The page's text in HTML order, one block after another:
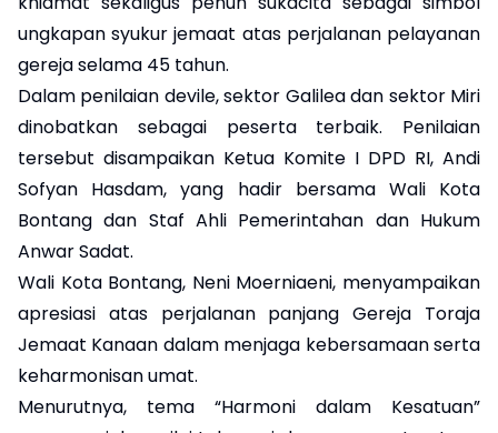
ungkapan syukur jemaat atas perjalanan pelayanan
gereja selama 45 tahun.
Dalam penilaian devile, sektor Galilea dan sektor Miri
dinobatkan sebagai peserta terbaik. Penilaian
tersebut disampaikan Ketua Komite I DPD RI, Andi
Sofyan Hasdam, yang hadir bersama Wali Kota
Bontang dan Staf Ahli Pemerintahan dan Hukum
Anwar Sadat.
Wali Kota Bontang, Neni Moerniaeni, menyampaikan
apresiasi atas perjalanan panjang Gereja Toraja
Jemaat Kanaan dalam menjaga kebersamaan serta
keharmonisan umat.
Menurutnya, tema “Harmoni dalam Kesatuan”